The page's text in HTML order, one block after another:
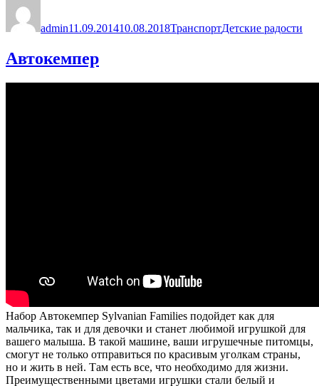
admin11.09.201410.08.2018ТранспортДетские радости
Автокемпер
Набор Автокемпер Sylvanian Families подойдет как для
мальчика, так и для девочки и станет любимой игрушкой для
вашего малыша. В такой машине, ваши игрушечные питомцы,
смогут не только отправиться по красивым уголкам страны,
но и жить в ней. Там есть все, что необходимо для жизни.
Преимущественными цветами игрушки стали белый и